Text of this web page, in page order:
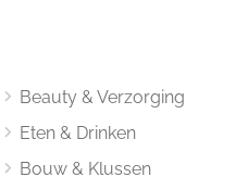
Beauty & Verzorging
Eten & Drinken
Bouw & Klussen